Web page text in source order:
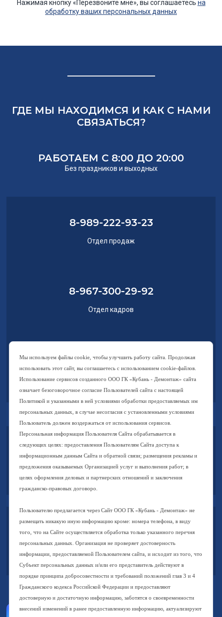
Нажимая кнопку «Перезвоните мне», вы соглашаетесь на
обработку ваших персональных данных
ГДЕ МЫ НАХОДИМСЯ И КАК С НАМИ
СВЯЗАТЬСЯ?
РАБОТАЕМ С 8:00 ДО 20:00
Без праздников и выходных
8-989-222-93-23
Отдел продаж
8-967-300-29-92
Отдел кадров
8-918-120-03-22
Отдел закупок
INFO@K-D.OOO
Электронная почта
Г. КРАСНОДАР
УЛ. ТОПОЛИНАЯ 18
Краснодарский край
Мы используем файлы cookie, чтобы улучшить работу сайта. Продолжая
использовать этот сайт, вы соглашаетесь с использованием cookie-файлов.
Использование сервисов созданного ООО ГК «Кубань - Демонтаж» сайта
означает безоговорочное согласие Пользователей сайта с настоящей
Политикой и указанными в ней условиями обработки предоставляемых им
персональных данных, в случае несогласия с установленными условиями
Пользователь должен воздержаться от использования сервисов.
Персональная информация Пользователя Сайта обрабатывается в
следующих целях: предоставления Пользователям Сайта доступа к
информационным данным Сайта и обратной связи; размещения рекламы и
предложения оказываемых Организацией услуг и выполнения работ; в
целях оформления деловых и партнерских отношений и заключения
гражданско-правовых договоро.
Пользователю предлагается через Сайт ООО ГК «Кубань - Демонтаж» не
размещать никакую иную информацию кроме: номера телефона, в виду
того, что на Сайте осуществляется обработка только указанного перечня
персональных данных. Организация не проверяет достоверность
информации, предоставляемой Пользователем сайта, и исходит из того, что
Субъект персональных данных и/или его представитель действуют в
порядке принципа добросовестности и требований положений глав 3 и 4
Гражданского кодекса Российской Федерации и предоставляют
достоверную и достаточную информацию, заботятся о своевременности
внесений изменений в ранее предоставленную информацию, актуализируют